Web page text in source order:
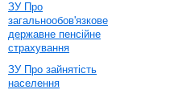
ЗУ Про
загальнообов'язкове
державне пенсійне
страхування
ЗУ Про зайнятість
населення